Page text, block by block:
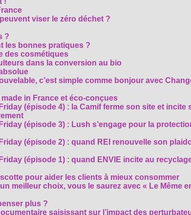
viser le zéro déchet ?
?
les bonnes pratiques ?
des cosmétiques
dans la conversion au bio
c’est simple comme bonjour avec
in France et éco-conçues
(épisode 4) : la Camif ferme son site et incite
(épisode 3) : Lush s’engage pour la
(épisode 2) : quand REI renouvelle son
(épisode 1) : quand ENVIE incite au
pour aider les clients à mieux consommer
meilleur choix, vous le saurez avec « Le Même
plus ?
saisissant sur l’impact des